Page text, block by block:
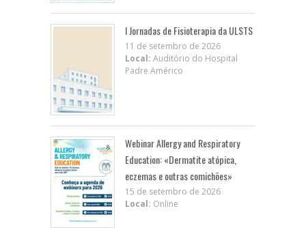
I Jornadas de Fisioterapia da ULSTS
11 de setembro de 2026
Local: Auditório do Hospital
Padre Américo
Webinar Allergy and Respiratory
Education: «Dermatite atópica,
eczemas e outras comichões»
15 de setembro de 2026
Local: Online